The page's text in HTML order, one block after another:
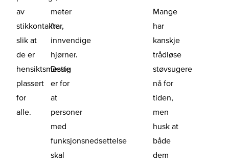
av
stikkontakter,
slik at
de er
hensiktsmessig
plassert
for
alle.
meter
fra
innvendige
hjørner.
Dette
er for
at
personer
med
funksjonsnedsettelse
skal
Mange
har
kanskje
trådløse
støvsugere
nå for
tiden,
men
husk at
både
dem